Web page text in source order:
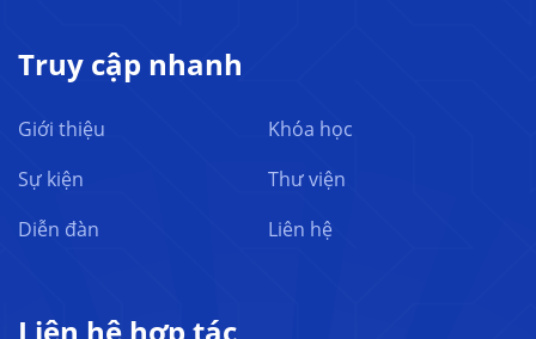
Truy cập nhanh
Giới thiệu
Khóa học
Sự kiện
Thư viện
Diễn đàn
Liên hệ